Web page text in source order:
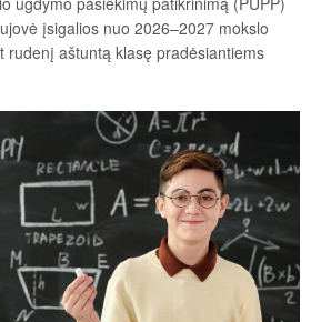
įsigalios nuo 2026–2027 mokslo
rudenį aštuntą klasę pradėsiantiems